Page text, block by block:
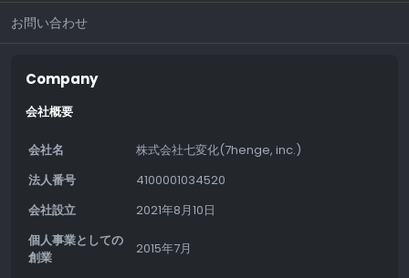
お問い合わせ
Company
会社概要
会社名
株式会社七変化(7henge, inc.)
法人番号
4100001034520
会社設立
2021年8月10日
個人事業としての
創業
2015年7月